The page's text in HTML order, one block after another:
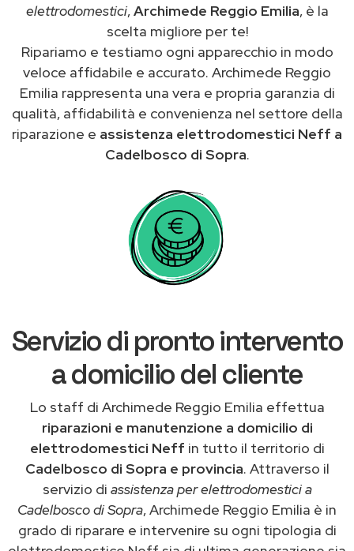
elettrodomestici,Archimede Reggio Emilia, è la
scelta migliore per te!
Ripariamo e testiamo ogni apparecchio in modo
veloce affidabile e accurato. Archimede Reggio
Emilia rappresenta una vera e propria garanzia di
qualità, affidabilità e convenienza nel settore della
riparazione e assistenza elettrodomestici Neff a
Cadelbosco di Sopra.
Servizio di pronto intervento
a domicilio del cliente
Lo staff di Archimede Reggio Emilia effettua
riparazioni e manutenzione a domicilio di
elettrodomestici Neff in tutto il territorio di
Cadelbosco di Sopra e provincia. Attraverso il
servizio di assistenza per elettrodomestici a
Cadelbosco di Sopra, Archimede Reggio Emilia è in
grado di riparare e intervenire su ogni tipologia di